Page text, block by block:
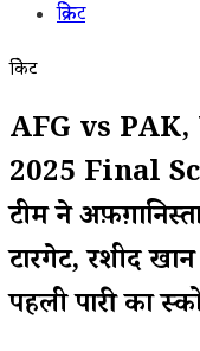
क्रिकेट
क्रिकेट
AFG vs
2025 Final
टीम ने
टारगेट, रशीद
पहली पारी का